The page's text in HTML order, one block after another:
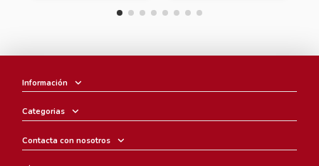
Información
Categorias
Contacta con nosotros